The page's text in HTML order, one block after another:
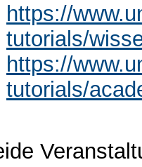
https://
tutorials/
https://
tutorials/